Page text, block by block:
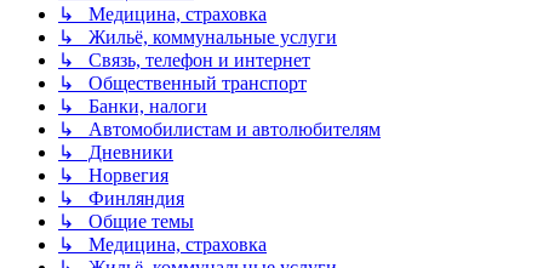
↳ Медицина, страховка
↳ Жильё, коммунальные услуги
↳ Связь, телефон и интернет
↳ Общественный транспорт
↳ Банки, налоги
↳ Автомобилистам и автолюбителям
↳ Дневники
↳ Норвегия
↳ Финляндия
↳ Общие темы
↳ Медицина, страховка